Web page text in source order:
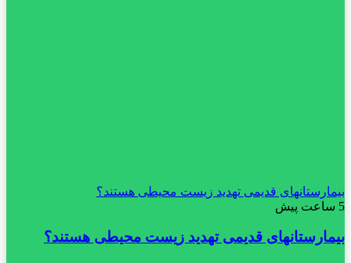
بیمارستانهای قدیمی تهدید زیست محیطی هستند؟
5 ساعت پیش
بیمارستانهای قدیمی تهدید زیست محیطی هستند؟